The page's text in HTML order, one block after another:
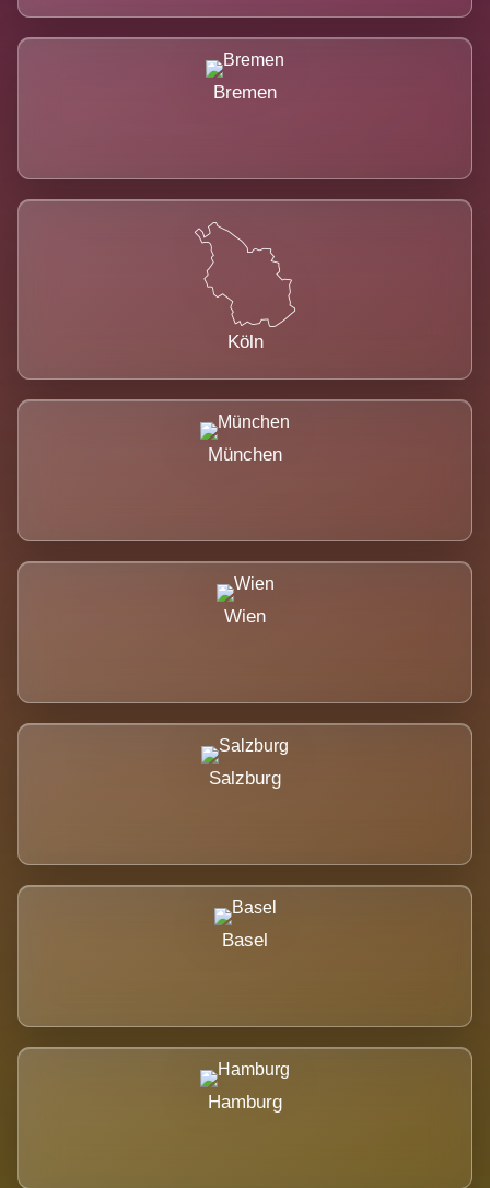
Bremen
Köln
München
Wien
Salzburg
Basel
Hamburg